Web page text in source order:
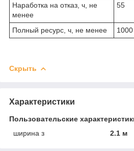
Наработка на отказ, ч, не
менее
55
Полный ресурс, ч, не менее 1000
Скрыть
Характеристики
Пользовательские
ширина з
2.1 м